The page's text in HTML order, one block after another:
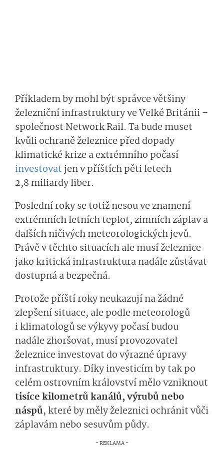
Příkladem by mohl být správce většiny
železniční infrastruktury ve Velké Británii –
společnost Network Rail. Ta bude muset
kvůli ochraně železnice před dopady
klimatické krize a extrémního počasí
investovatjen v příštích pěti letech
2,8 miliardy liber.
Poslední roky se totiž nesou ve znamení
extrémních letních teplot, zimních záplav a
dalších ničivých meteorologických jevů.
Právě v těchto situacích ale musí železnice
jako kritická infrastruktura nadále zůstávat
dostupná a bezpečná.
Protože příští roky neukazují na žádné
zlepšení situace, ale podle meteorologů
i klimatologů se výkyvy počasí budou
nadále zhoršovat, musí provozovatel
železnice investovat do výrazné úpravy
infrastruktury. Díky investicím by tak po
celém ostrovním království mělo vzniknout
tisíce kilometrů kanálů, výrubů nebo
náspů, které by měly železnici ochránit vůči
záplavám nebo sesuvům půdy.